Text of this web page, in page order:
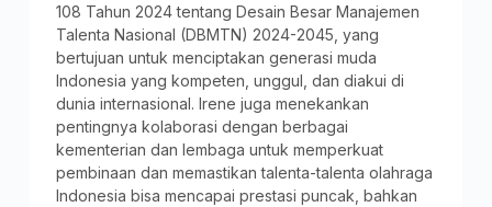
108 Tahun 2024 tentang Desain Besar Manajemen
Talenta Nasional (DBMTN) 2024-2045, yang
bertujuan untuk menciptakan generasi muda
Indonesia yang kompeten, unggul, dan diakui di
dunia internasional. Irene juga menekankan
pentingnya kolaborasi dengan berbagai
kementerian dan lembaga untuk memperkuat
pembinaan dan memastikan talenta-talenta olahraga
Indonesia bisa mencapai prestasi puncak, bahkan